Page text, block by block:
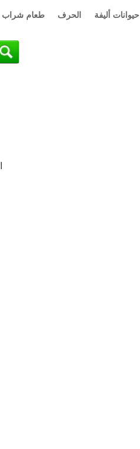
طعام شراب الحرف حيوانات أليفة